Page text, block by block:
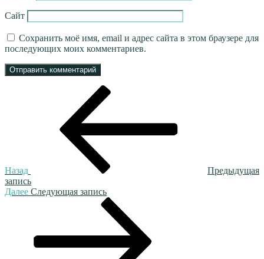
Сайт
Сохранить моё имя, email и адрес сайта в этом браузере для
последующих моих комментариев.
Назад
Предыдущая
запись
Следующая
Далее Следующая запись